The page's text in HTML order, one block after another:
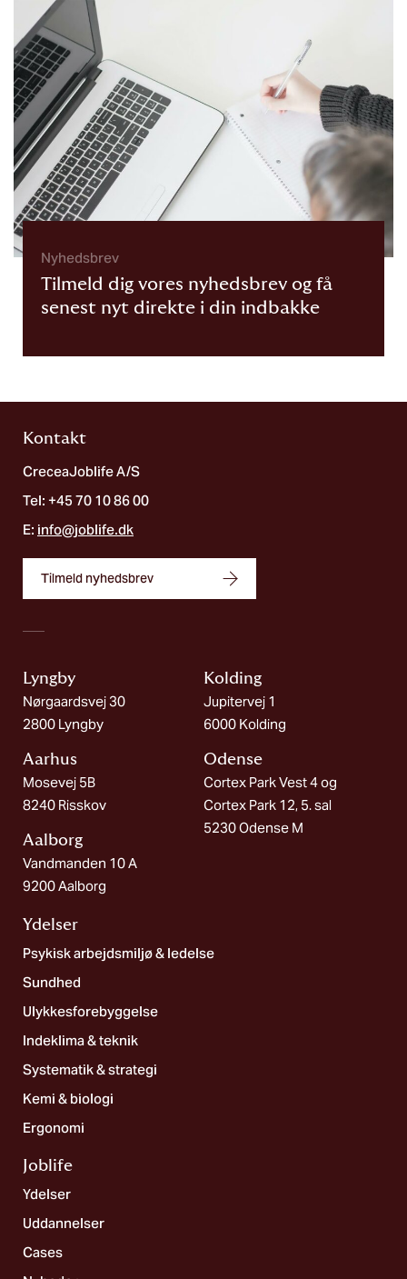
Nyhedsbrev
Tilmeld dig vores nyhedsbrev og få
senest nyt direkte i din indbakke
Kontakt
CreceaJoblife A/S
Tel: +45 70 10 86 00
E: info@joblife.dk
Tilmeld nyhedsbrev
Lyngby
Nørgaardsvej 30
2800 Lyngby
Aarhus
Mosevej 5B
8240 Risskov
Aalborg​
Vandmanden 10 A
9200 Aalborg
Kolding​
Jupitervej 1
6000 Kolding
Odense
Cortex Park Vest 4 og
Cortex Park 12, 5. sal
5230 Odense M
Ydelser
Psykisk arbejdsmiljø & ledelse
Sundhed
Ulykkesforebyggelse
Indeklima & teknik
Systematik & strategi
Kemi & biologi
Ergonomi
Joblife​
Ydelser
Uddannelser
Cases